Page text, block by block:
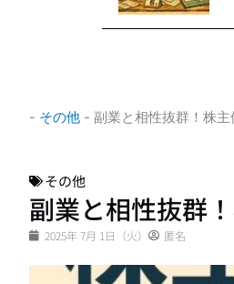
- その他 - 副業と相性抜群！株
その他
副業と相性抜群
2025年 7月 1日（火） 匿名